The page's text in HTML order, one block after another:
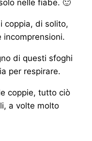
nelle fiabe. 🙂
coppia, di solito,
incomprensioni.
di questi sfoghi
per respirare.
coppie, tutto ciò
a volte molto